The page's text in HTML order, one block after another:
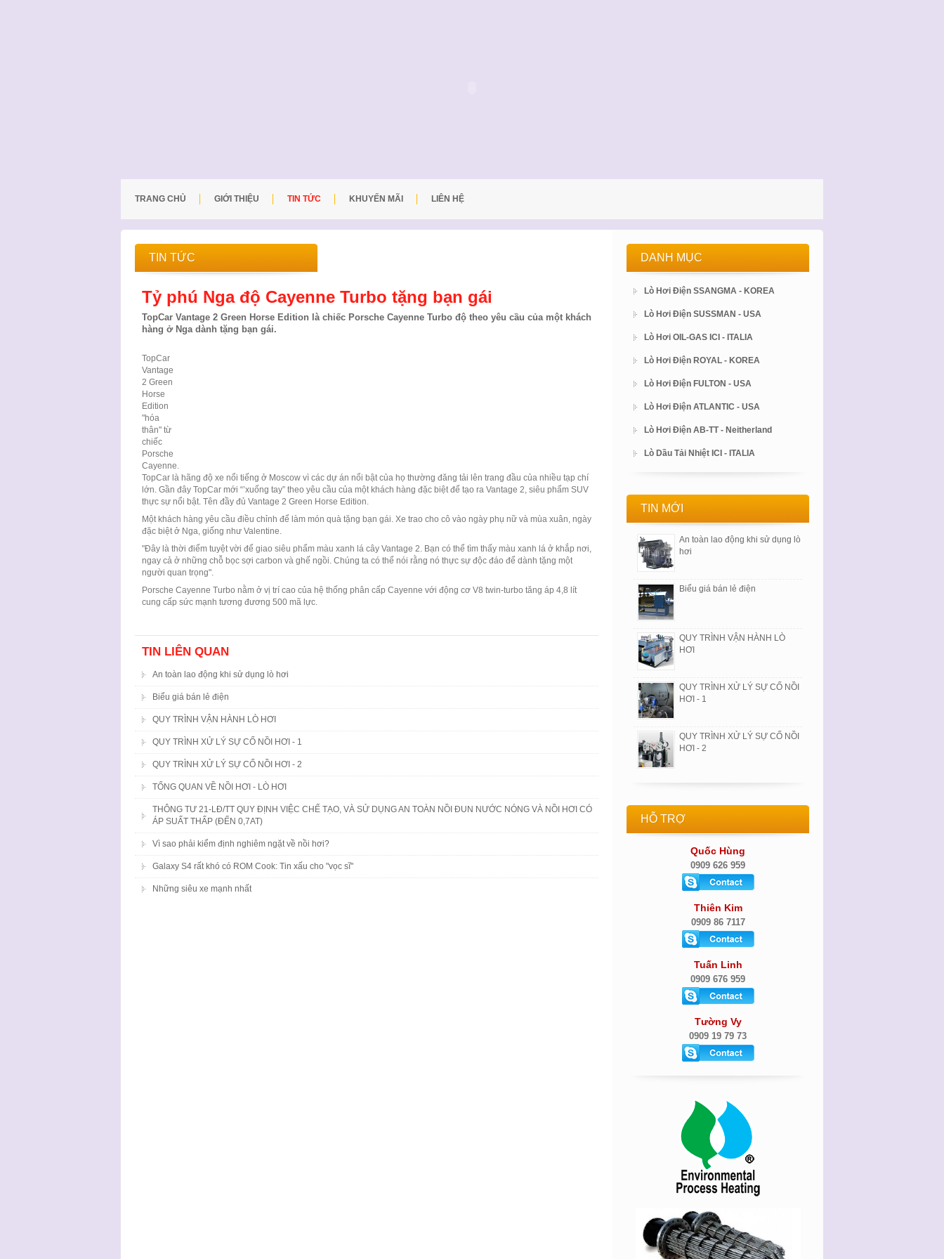
TRANG CHỦ GIỚI THIỆU TIN TỨC KHUYẾN MÃI LIÊN HỆ
TIN TỨC
Tỷ phú Nga độ Cayenne Turbo tặng bạn gái
TopCar Vantage 2 Green Horse Edition là chiếc Porsche Cayenne Turbo độ theo yêu cầu của một khách
hàng ở Nga dành tặng bạn gái.
TopCar
Vantage
2 Green
Horse
Edition
"hóa
thân" từ
chiếc
Porsche
Cayenne.
TopCar là hãng độ xe nổi tiếng ở Moscow vì các dự án nổi bật của họ thường đăng tải lên trang đầu của nhiều tạp chí
lớn. Gần đây TopCar mới “’xuống tay” theo yêu cầu của một khách hàng đặc biệt để tạo ra Vantage 2, siêu phẩm SUV
thực sự nổi bật. Tên đầy đủ Vantage 2 Green Horse Edition.
Một khách hàng yêu cầu điều chỉnh để làm món quà tặng bạn gái. Xe trao cho cô vào ngày phụ nữ và mùa xuân, ngày
đặc biệt ở Nga, giống như Valentine.
"Đây là thời điểm tuyệt vời để giao siêu phẩm màu xanh lá cây Vantage 2. Bạn có thể tìm thấy màu xanh lá ở khắp nơi,
ngay cả ở những chỗ bọc sợi carbon và ghế ngồi. Chúng ta có thể nói rằng nó thực sự độc đáo để dành tặng một
người quan trọng".
Porsche Cayenne Turbo nằm ở vị trí cao của hệ thống phân cấp Cayenne với động cơ V8 twin-turbo tăng áp 4,8 lít
cung cấp sức mạnh tương đương 500 mã lực.
TIN LIÊN QUAN
An toàn lao động khi sử dụng lò hơi
Biểu giá bán lẻ điện
QUY TRÌNH VẬN HÀNH LÒ HƠI
QUY TRÌNH XỬ LÝ SỰ CỐ NỒI HƠI - 1
QUY TRÌNH XỬ LÝ SỰ CỐ NỒI HƠI - 2
TỔNG QUAN VỀ NỒI HƠI - LÒ HƠI
THÔNG TƯ 21-LĐ/TT QUY ĐỊNH VIỆC CHẾ TẠO, VÀ SỬ DỤNG AN TOÀN NỒI ĐUN NƯỚC NÓNG VÀ NỒI HƠI CÓ
ÁP SUẤT THẤP (ĐẾN 0,7AT)
Vì sao phải kiểm định nghiêm ngặt về nồi hơi?
Galaxy S4 rất khó có ROM Cook: Tin xấu cho "vọc sĩ"
Những siêu xe mạnh nhất
DANH MỤC
Lò Hơi Điện SSANGMA - KOREA
Lò Hơi Điện SUSSMAN - USA
Lò Hơi OIL-GAS ICI - ITALIA
Lò Hơi Điện ROYAL - KOREA
Lò Hơi Điện FULTON - USA
Lò Hơi Điện ATLANTIC - USA
Lò Hơi Điện AB-TT - Neitherland
Lò Dầu Tải Nhiệt ICI - ITALIA
TIN MỚI
An toàn lao động khi sử dụng lò
hơi
Biểu giá bán lẻ điện
QUY TRÌNH VẬN HÀNH LÒ
HƠI
QUY TRÌNH XỬ LÝ SỰ CỐ NỒI
HƠI - 1
QUY TRÌNH XỬ LÝ SỰ CỐ NỒI
HƠI - 2
HỖ TRỢ
Quốc Hùng
0909 626 959
Thiên Kim
0909 86 7117
Tuấn Linh
0909 676 959
Tường Vy
0909 19 79 73